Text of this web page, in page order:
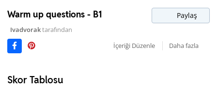
Warm up questions - B1 Paylaş
Ivadvoraktarafından
İçeriği Düzenle
Daha fazla
Skor Tablosu